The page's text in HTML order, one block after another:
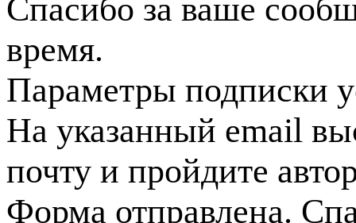
Спасибо за ваше
время.
Параметры подписки
На указанный email
почту и пройдите
Форма отправлена.